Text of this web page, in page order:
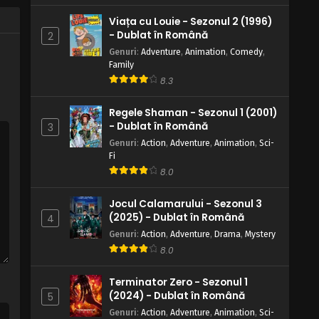
2
Viața cu Louie - Sezonul 2 (1996)
- Dublat în Română
Genuri: Adventure, Animation, Comedy,
Family
8.3
3
Regele Shaman - Sezonul 1 (2001)
- Dublat în Română
Genuri: Action, Adventure, Animation, Sci-
Fi
8.0
4
Jocul Calamarului - Sezonul 3
(2025) - Dublat în Română
Genuri: Action, Adventure, Drama, Mystery
8.0
5
Terminator Zero - Sezonul 1
(2024) - Dublat în Română
Genuri: Action, Adventure, Animation, Sci-